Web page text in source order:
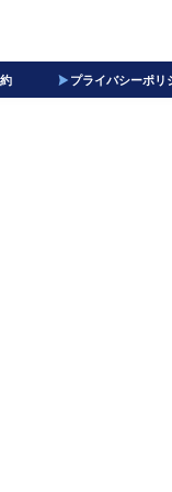
プライバシーポリ